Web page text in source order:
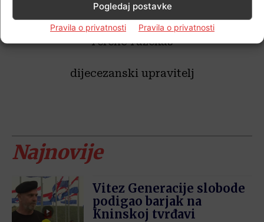
Pogledaj postavke
Pravila o privatnosti Pravila o privatnosti
Ferenc Fazekas
dijecezanski upravitelj
Najnovije
Vitez Generacije slobode
podigao barjak na
Kninskoj tvrđavi